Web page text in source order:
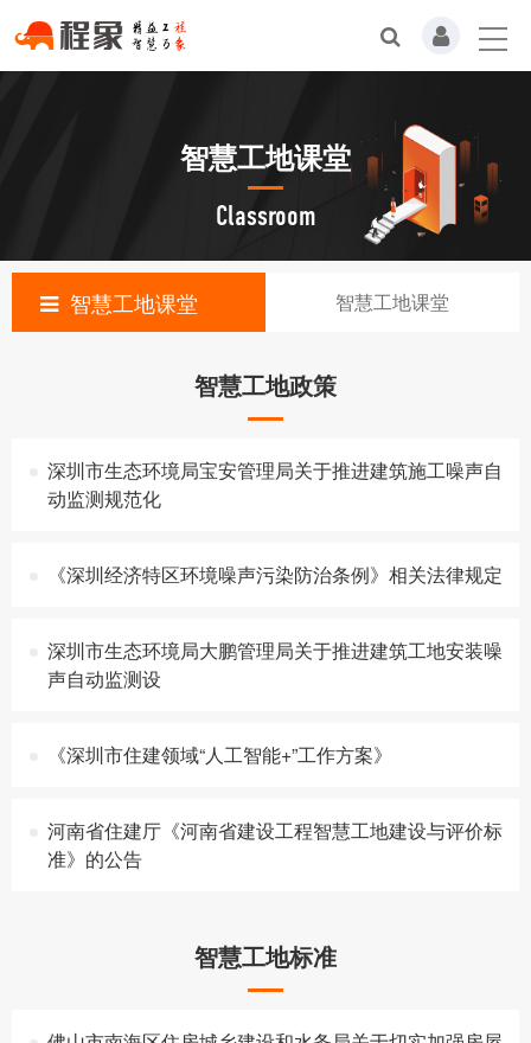
智慧工地课堂
Classroom
智慧工地课堂 智慧工地课堂
智慧工地政策
深圳市生态环境局宝安管理局关于推进建筑施工噪声自
动监测规范化
《深圳经济特区环境噪声污染防治条例》相关法律规定
深圳市生态环境局大鹏管理局关于推进建筑工地安装噪
声自动监测设
《深圳市住建领域“人工智能+”工作方案》
河南省住建厅《河南省建设工程智慧工地建设与评价标
准》的公告
智慧工地标准